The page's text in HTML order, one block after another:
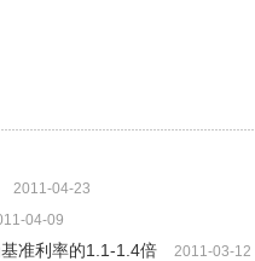
2011-04-23
04-09
准利率的1.1-1.4倍 2011-03-12